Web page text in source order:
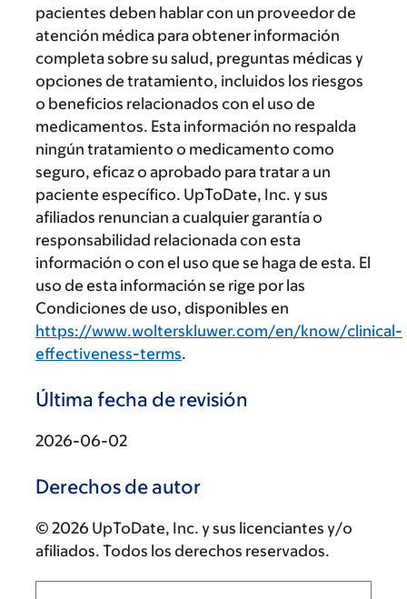
pacientes deben hablar con un proveedor de
atención médica para obtener información
completa sobre su salud, preguntas médicas y
opciones de tratamiento, incluidos los riesgos
o beneficios relacionados con el uso de
medicamentos. Esta información no respalda
ningún tratamiento o medicamento como
seguro, eficaz o aprobado para tratar a un
paciente específico. UpToDate, Inc. y sus
afiliados renuncian a cualquier garantía o
responsabilidad relacionada con esta
información o con el uso que se haga de esta. El
uso de esta información se rige por las
Condiciones de uso, disponibles en
https://www.wolterskluwer.com/en/know/clinical-
effectiveness-terms.
Última fecha de revisión
2026-06-02
Derechos de autor
© 2026 UpToDate, Inc. y sus licenciantes y/o
afiliados. Todos los derechos reservados.